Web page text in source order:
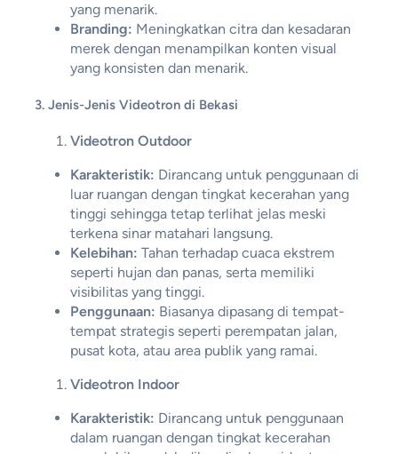
yang menarik.
Branding: Meningkatkan citra dan kesadaran
merek dengan menampilkan konten visual
yang konsisten dan menarik.
3. Jenis-Jenis Videotron di Bekasi
Videotron Outdoor
Karakteristik: Dirancang untuk penggunaan di
luar ruangan dengan tingkat kecerahan yang
tinggi sehingga tetap terlihat jelas meski
terkena sinar matahari langsung.
Kelebihan: Tahan terhadap cuaca ekstrem
seperti hujan dan panas, serta memiliki
visibilitas yang tinggi.
Penggunaan: Biasanya dipasang di tempat-
tempat strategis seperti perempatan jalan,
pusat kota, atau area publik yang ramai.
Videotron Indoor
Karakteristik: Dirancang untuk penggunaan
dalam ruangan dengan tingkat kecerahan